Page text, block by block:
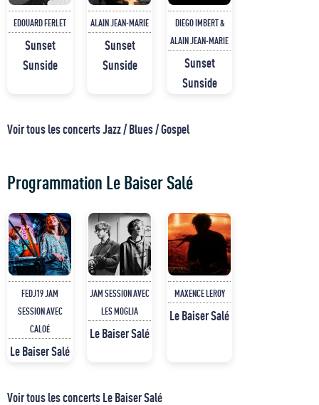
EDOUARD FERLET
Sunset
Sunside
ALAIN JEAN-MARIE
Sunset
Sunside
DIEGO IMBERT &
ALAIN JEAN-MARIE
Sunset
Sunside
Voir tous les concerts Jazz / Blues / Gospel
Programmation Le Baiser Salé
FEDJ19 JAM
SESSION AVEC
CALOÉ
Le Baiser Salé
JAM SESSION AVEC
LES MOGLIA
Le Baiser Salé
MAXENCE LEROY
Le Baiser Salé
Voir tous les concerts Le Baiser Salé